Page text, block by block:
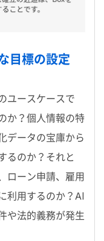
目標の設定
ユースケースで
か？個人情報の特
データの宝庫から
るのか？それと
ローン申請、雇用
利用するのか？AI
や法的義務が発生